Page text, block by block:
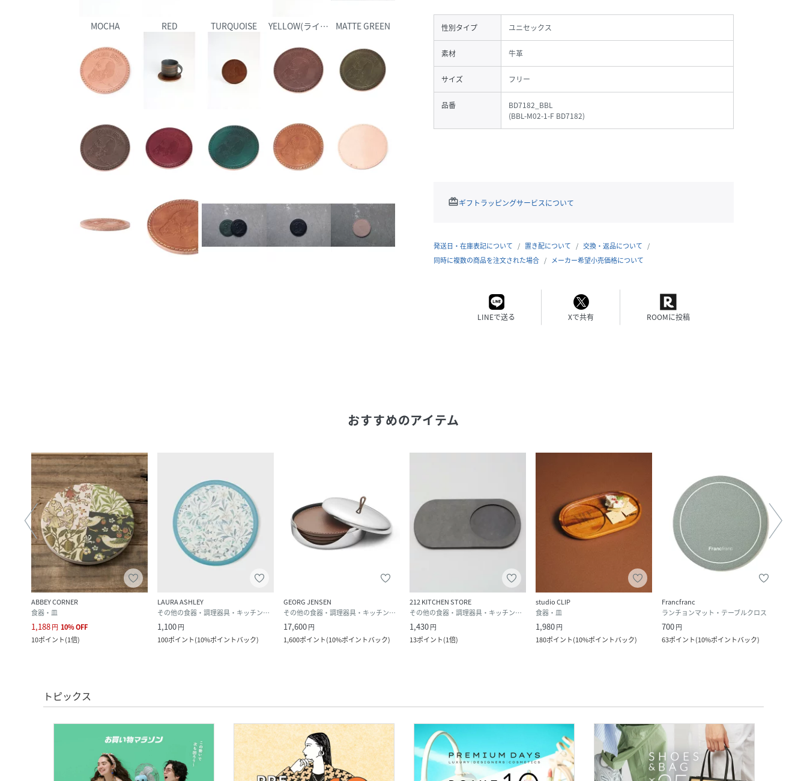
MOCHA RED TURQUOISE YELLOW(ライトブラウン系)
MATTE GREEN 性別タイプ ユニセックス
素材 牛革
サイズ フリー
品番
BD7182_BBL
(BBL-M02-1-F BD7182)
redeemギフトラッピングサービスについて
発送日・在庫表記について 置き配について
交換・返品について
同時に複数の商品を注文された場合
メーカー希望小売価格について
LINEで送る Xで共有 ROOMに投稿
おすすめのアイテム
ABBEY CORNER
食器・皿
1,188円 10%OFF
10ポイント(1倍)
LAURA ASHLEY
その他の食器・調理器具・キッチン用品
1,100円
100ポイント(10%ポイントバック)
GEORG JENSEN
その他の食器・調理器具・キッチン用品
17,600円
1,600ポイント(10%ポイントバック)
212 KITCHEN STORE
その他の食器・調理器具・キッチン用品
1,430円
13ポイント(1倍)
studio CLIP
食器・皿
1,980円
180ポイント(10%ポイントバック)
Francfranc
ランチョンマット・テーブルクロス
700円
63ポイント(10%ポイントバック)
トピックス